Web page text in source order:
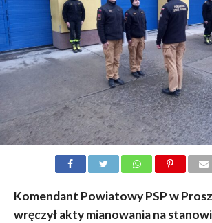
Komendant Powiatowy PSP w
wręczył akty mianowania na